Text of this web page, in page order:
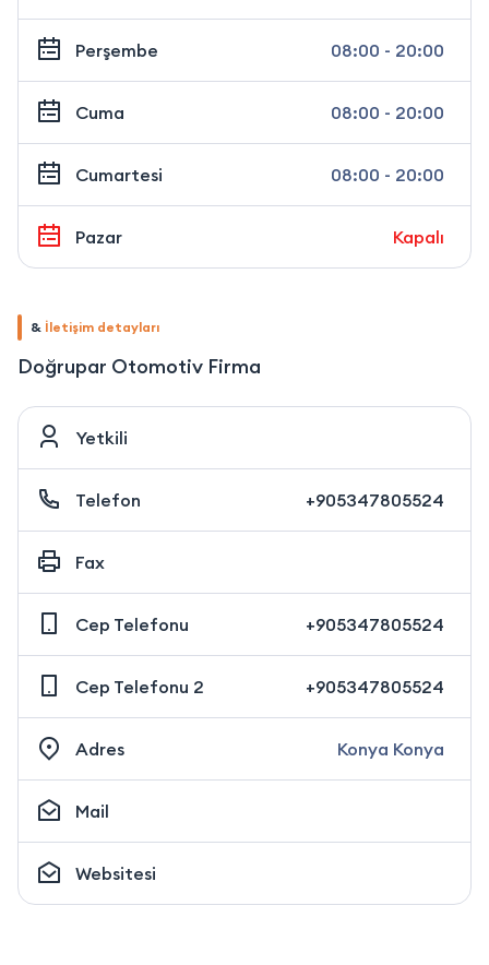
Perşembe 08:00 - 20:00
Cuma 08:00 - 20:00
Cumartesi 08:00 - 20:00
Pazar Kapalı
& İletişim detayları
Doğrupar Otomotiv Firma
Yetkili
Telefon +905347805524
Fax
Cep Telefonu +905347805524
Cep Telefonu 2 +905347805524
Adres Konya Konya
Mail
Websitesi